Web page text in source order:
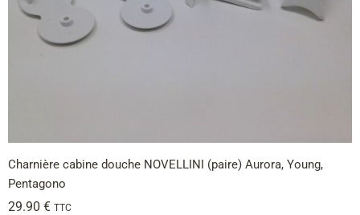
Charnière cabine douche NOVELLINI (paire) Aurora, Young,
Pentagono
29.90 € TTC